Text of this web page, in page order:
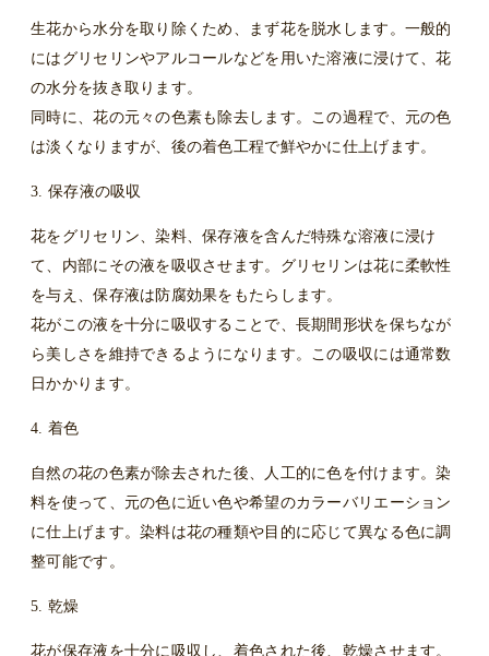
生花から水分を取り除くため、まず花を脱水します。一般的
にはグリセリンやアルコールなどを用いた溶液に浸けて、花
の水分を抜き取ります。
同時に、花の元々の色素も除去します。この過程で、元の色
は淡くなりますが、後の着色工程で鮮やかに仕上げます。
3. 保存液の吸収
花をグリセリン、染料、保存液を含んだ特殊な溶液に浸け
て、内部にその液を吸収させます。グリセリンは花に柔軟性
を与え、保存液は防腐効果をもたらします。
花がこの液を十分に吸収することで、長期間形状を保ちなが
ら美しさを維持できるようになります。この吸収には通常数
日かかります。
4. 着色
自然の花の色素が除去された後、人工的に色を付けます。染
料を使って、元の色に近い色や希望のカラーバリエーション
に仕上げます。染料は花の種類や目的に応じて異なる色に調
整可能です。
5. 乾燥
花が保存液を十分に吸収し、着色された後、乾燥させます。